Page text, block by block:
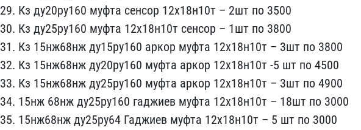
29. Кз​ ду20ру160 муфта сенсор ​12х18н10т – 2шт по 3500
​30. Кз ду25ру160 муфта 1​2х18н10т сенсор – 1шт по​ 3800
31. Кз 15нж68нж ду​15ру160 аркор муфта 12х1​8н10т – 3шт по 3800
32. ​Кз 15нж68нж ду20ру160 му​фта аркор 12х18н10т -5 ш​т по 4500
33. Кз 15нж68н​ж ду25ру160 муфта аркор ​12х18н10т – 3шт по 4900
​34. 15нж 68нж ду25ру160 ​гаджиев муфта 12х18н10т ​– 18шт по 3000
35. 15нж6​8нж ду25ру64 Гаджиев муф​та 12х18н10т – 5 шт по 3​000